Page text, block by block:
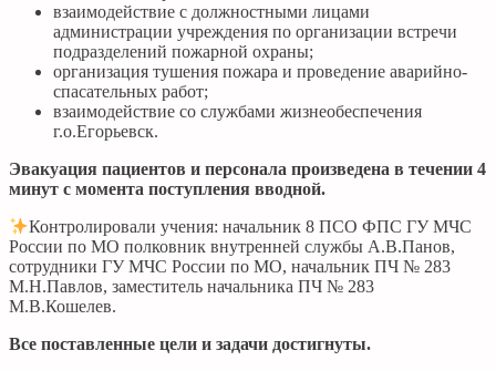
взаимодействие с должностными лицами
администрации учреждения по организации встречи
подразделений пожарной охраны;
организация тушения пожара и проведение аварийно-
спасательных работ;
взаимодействие со службами жизнеобеспечения
г.о.Егорьевск.
Эвакуация пациентов и персонала произведена в течении 4
минут с момента поступления вводной.
Контролировали учения: начальник 8 ПСО ФПС ГУ МЧС
России по МО полковник внутренней службы А.В.Панов,
сотрудники ГУ МЧС России по МО, начальник ПЧ № 283
М.Н.Павлов, заместитель начальника ПЧ № 283
М.В.Кошелев.
Все поставленные цели и задачи достигнуты.